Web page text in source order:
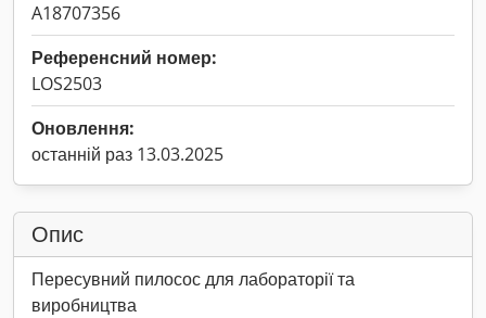
A18707356
Референсний номер:
LOS2503
Оновлення:
останній раз 13.03.2025
Опис
Пересувний пилосос для лабораторії та
виробництва